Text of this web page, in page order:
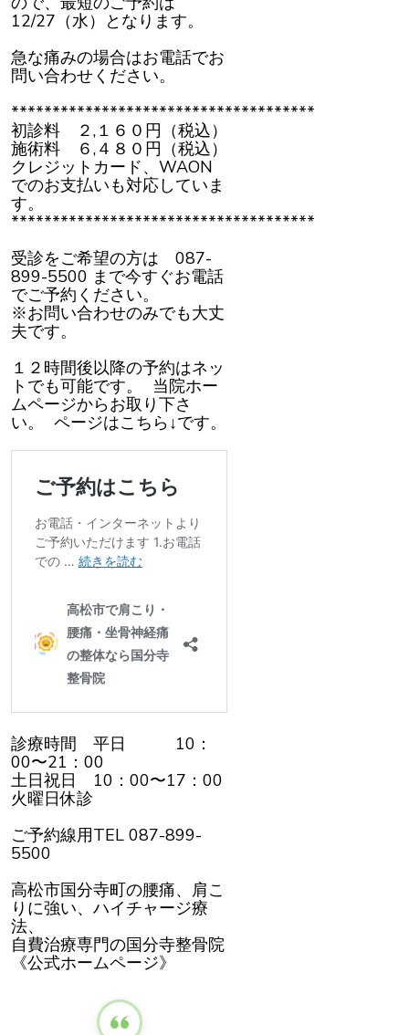
12/27（水）となります。
急な痛みの場合はお電話でお
問い合わせください。
*************************************
初診料 ２,１６０円（税込）
施術料 ６,４８０円（税込）
クレジットカード、WAON
でのお支払いも対応していま
す。
*************************************
受診をご希望の方は 087-
899-5500 まで今すぐお電話
でご予約ください。
※お問い合わせのみでも大丈
夫です。
１２時間後以降の予約はネッ
トでも可能です。 当院ホー
ムページからお取り下さ
い。 ページはこちら↓です。
診療時間 平日 10：
00〜21：00
土日祝日 10：00〜17：00
火曜日休診
ご予約線用TEL 087-899-
5500
高松市国分寺町の腰痛、肩こ
りに強い、ハイチャージ療
法、
自費治療専門の国分寺整骨院
《公式ホームページ》